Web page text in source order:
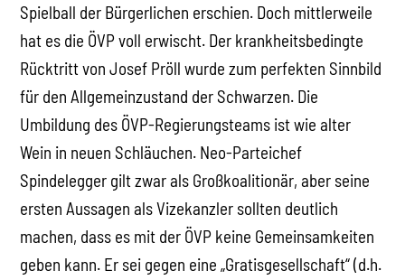
Spielball der Bürgerlichen erschien. Doch mittlerweile
hat es die ÖVP voll erwischt. Der krankheitsbedingte
Rücktritt von Josef Pröll wurde zum perfekten Sinnbild
für den Allgemeinzustand der Schwarzen. Die
Umbildung des ÖVP-Regierungsteams ist wie alter
Wein in neuen Schläuchen. Neo-Parteichef
Spindelegger gilt zwar als Großkoalitionär, aber seine
ersten Aussagen als Vizekanzler sollten deutlich
machen, dass es mit der ÖVP keine Gemeinsamkeiten
geben kann. Er sei gegen eine „Gratisgesellschaft“ (d.h.